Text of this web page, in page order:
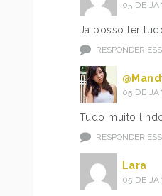
05 DE
Já posso ter
RESPONDER
05 DE
Tudo muito
RESPONDER
Lara
05 DE